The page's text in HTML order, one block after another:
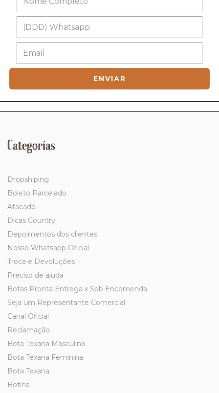
Categorías
Dropshiping
Boleto Parcelado
Atacado
Dicas Country
Depoimentos dos clientes
Nosso Whatsapp Oficial
Troca e Devoluções
Preciso de ajuda
Botas Pronta Entrega x Sob Encomenda
Seja um Representante Comercial
Canal Oficial
Reclamação
Bota Texana Masculina
Bota Texana Feminina
Bota Texana
Botina